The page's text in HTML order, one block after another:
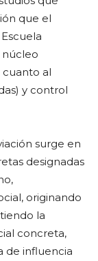
que el
núcleo
al
y control
surge en
designadas
originando
la
concreta,
de influencia